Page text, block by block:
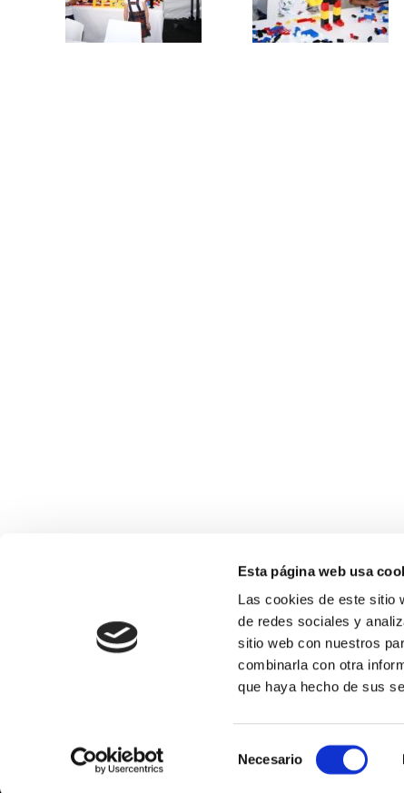
Esta página web usa
Las cookies de este sitio
de redes sociales y
sitio web con nuestros
combinarla con otra
que haya hecho de sus
de
Necesario
INICIO